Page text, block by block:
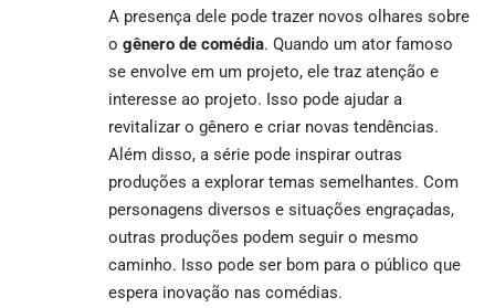
A presença dele pode trazer novos olhares sobre
o gênero de comédia. Quando um ator famoso
se envolve em um projeto, ele traz atenção e
interesse ao projeto. Isso pode ajudar a
revitalizar o gênero e criar novas tendências.
Além disso, a série pode inspirar outras
produções a explorar temas semelhantes. Com
personagens diversos e situações engraçadas,
outras produções podem seguir o mesmo
caminho. Isso pode ser bom para o público que
espera inovação nas comédias.